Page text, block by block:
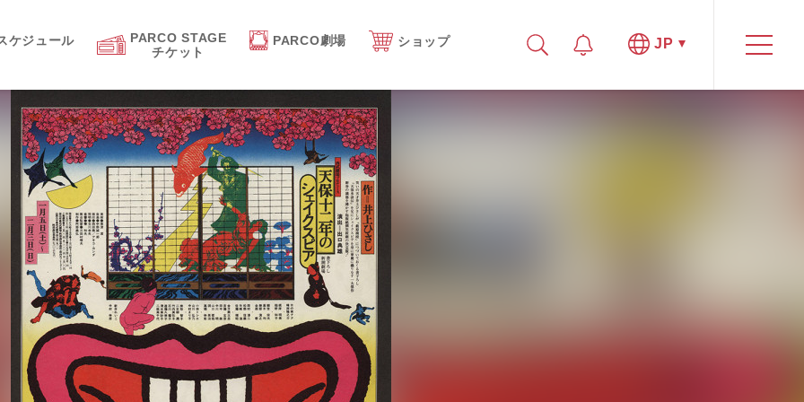
ケジュール
PARCO STAGE
チケット
PARCO劇場 ショップ JP